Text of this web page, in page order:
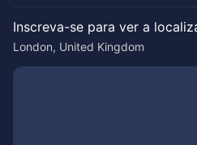
Inscreva-se para ver a
London, United Kingdom